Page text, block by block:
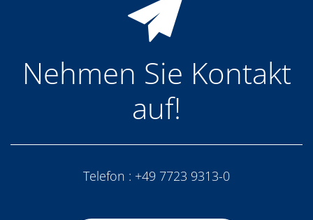
Nehmen Sie Kontakt
auf!
Telefon : +49 7723 9313-0